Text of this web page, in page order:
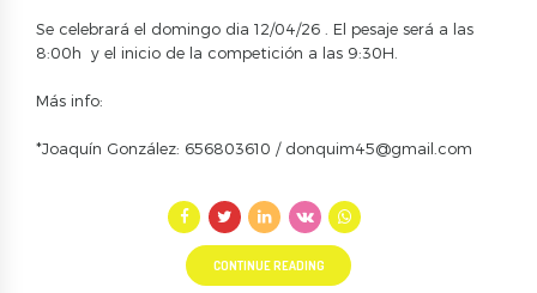
Se celebrará el domingo dia 12/04/26 . El pesaje será a las
8:00h y el inicio de la competición a las 9:30H.
Más info:
*Joaquín González: 656803610 / donquim45@gmail.com
CONTINUE READING